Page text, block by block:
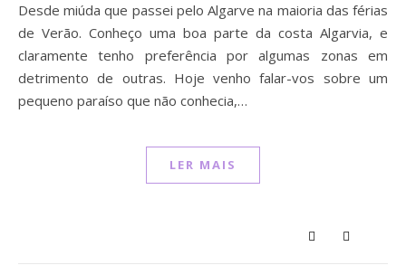
Desde miúda que passei pelo Algarve na maioria das férias
de Verão. Conheço uma boa parte da costa Algarvia, e
claramente tenho preferência por algumas zonas em
detrimento de outras. Hoje venho falar-vos sobre um
pequeno paraíso que não conhecia,…
LER MAIS